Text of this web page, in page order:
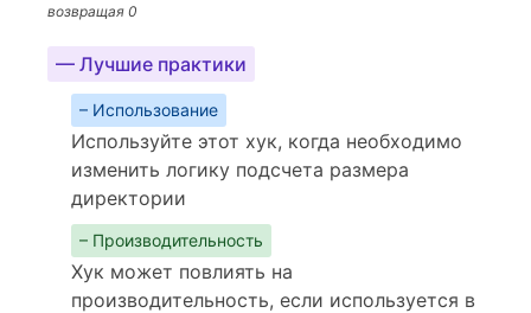
возвращая 0
— Лучшие практики
– Использование
Используйте этот хук, когда необходимо
изменить логику подсчета размера
директории
– Производительность
Хук может повлиять на
производительность, если используется в